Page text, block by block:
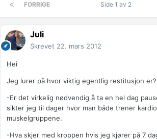
FORRIGE Side 1 av 2
Juli
Skrevet 22. mars 2012
Hei
Jeg lurer på hvor viktig egentlig restitusjon er?
-Er det virkelig nødvendig å ta en hel dag
sikter jeg til dager hvor man både trener
muskelgruppene.
-Hva skjer med kroppen hvis jeg kjører på 7